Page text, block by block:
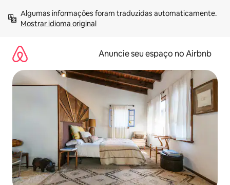
para
Mostrar idioma original
Anuncie seu espaço no Airbnb